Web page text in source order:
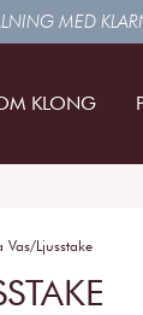
MED
KLONG
Vas/Ljusstake